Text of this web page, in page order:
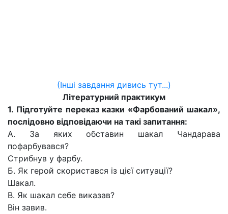
(Інші завдання дивись тут...)
Літературний практикум
1. Підготуйте переказ казки «Фарбований шакал»,
послідовно відповідаючи на такі запитання:
А. За яких обставин шакал Чандарава
пофарбувався?
Стрибнув у фарбу.
Б. Як герой скористався із цієї ситуації?
Шакал.
В. Як шакал себе виказав?
Він завив.